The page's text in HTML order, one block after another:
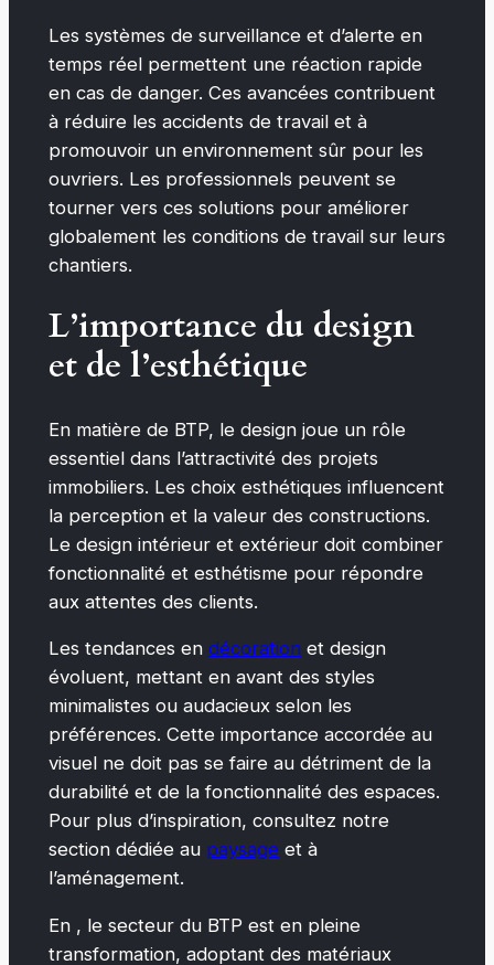
Les systèmes de surveillance et d’alerte en
temps réel permettent une réaction rapide
en cas de danger. Ces avancées contribuent
à réduire les accidents de travail et à
promouvoir un environnement sûr pour les
ouvriers. Les professionnels peuvent se
tourner vers ces solutions pour améliorer
globalement les conditions de travail sur leurs
chantiers.
L’importance du design
et de l’esthétique
En matière de BTP, le design joue un rôle
essentiel dans l’attractivité des projets
immobiliers. Les choix esthétiques influencent
la perception et la valeur des constructions.
Le design intérieur et extérieur doit combiner
fonctionnalité et esthétisme pour répondre
aux attentes des clients.
Les tendances en décorationet design
évoluent, mettant en avant des styles
minimalistes ou audacieux selon les
préférences. Cette importance accordée au
visuel ne doit pas se faire au détriment de la
durabilité et de la fonctionnalité des espaces.
Pour plus d’inspiration, consultez notre
section dédiée au paysage et à
l’aménagement.
En , le secteur du BTP est en pleine
transformation, adoptant des matériaux